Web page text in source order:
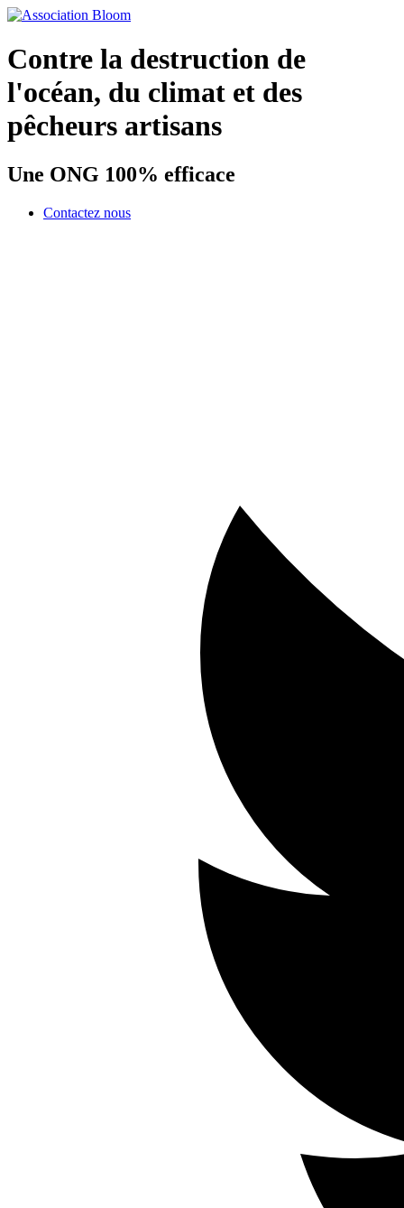
Contre la destruction de
l'océan, du climat et des
pêcheurs artisans
Une ONG 100% efficace
Contactez nous